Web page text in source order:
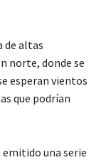
de altas
norte, donde se
esperan vientos
que podrían
una serie